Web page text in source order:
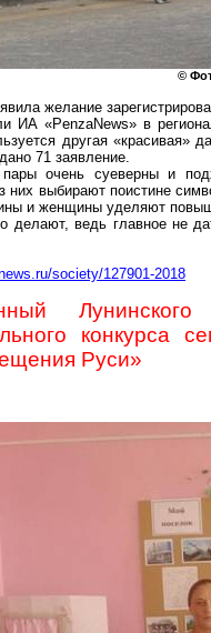
©
желание
ИА «PenzaNews» в
другая
71 заявление.
очень суеверны и
них выбирают поистине
и женщины уделяют
делают, ведь главное не
society/127901-2018
Лунинского
конкурса
Руси»